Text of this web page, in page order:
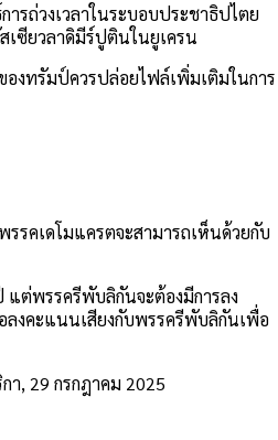
รถ่วงเวลาในระบอบประชาธิปไตย
เซียวลาดิมีร์ปูตินในยูเครน
งทรัมป์ควรปล่อยไฟล์เพิ่มเติมในการ
รคเดโมแครตจะสามารถเห็นด้วยกับ
แต่พรรครีพับลิกันจะต้องมีการลง
ลงคะแนนเสียงกับพรรครีพับลิกันเพื่อ
า, 29 กรกฎาคม 2025